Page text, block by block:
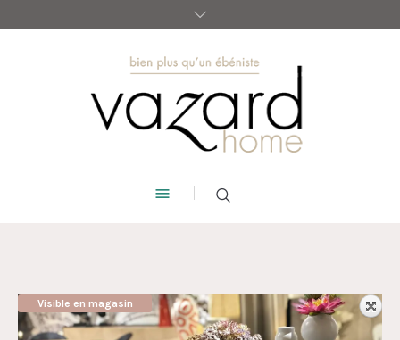
AUBAINE !
Visible en magasin